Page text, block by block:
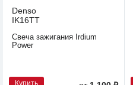
Denso
IK16TT
Свеча зажигания Irdium
Power
Купить